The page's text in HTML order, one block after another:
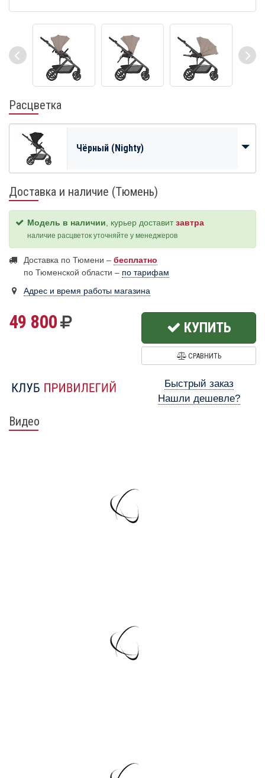
Расцветка
Чёрный (Nighty)
Доставка и наличие (Тюмень)
Модель в наличии , курьер доставитзавтра
наличие расцветок уточняйте у менеджеров
Доставка по Тюмени – бесплатно
по Тюменской области – по тарифам
Адрес и время работы магазина
49 800 КУПИТЬ
СРАВНИТЬ
Быстрый заказ
Нашли дешевле?
Видео